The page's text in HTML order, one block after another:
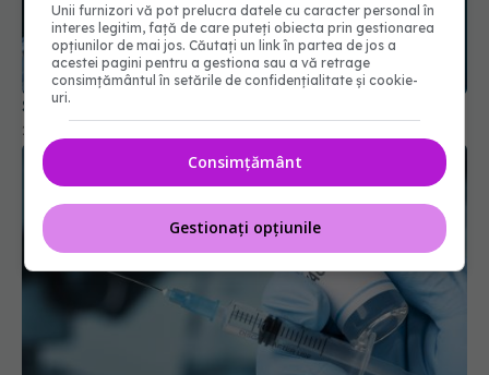
Substanța din vaccinuri care a stârnit panică
28 iun 2025, 19:56
Unii furnizori vă pot prelucra datele cu caracter personal în
interes legitim, față de care puteți obiecta prin gestionarea
opțiunilor de mai jos. Căutați un link în partea de jos a
acestei pagini pentru a gestiona sau a vă retrage
consimțământul în setările de confidențialitate și cookie-
uri.
Consimțământ
Gestionați opțiunile